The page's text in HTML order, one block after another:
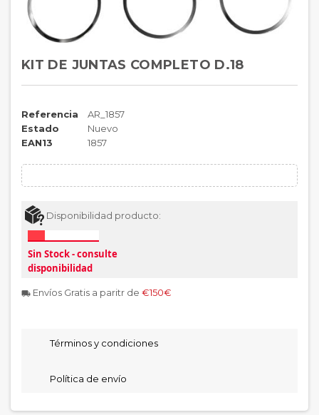
KIT DE JUNTAS COMPLETO D.18
Referencia
AR_1857
Estado
Nuevo
EAN13
1857
Disponibilidad producto:
Sin Stock - consulte
disponibilidad
local_shipping Envíos Gratis a paritr de €150€
Términos y condiciones
Política de envío